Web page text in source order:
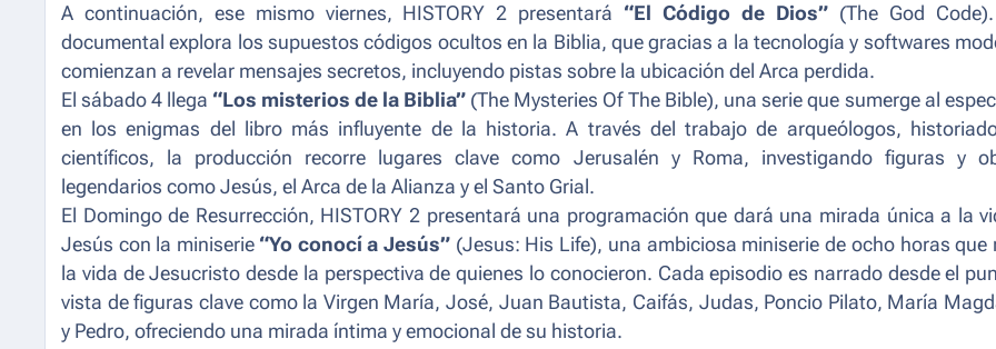
A continuación, ese mismo viernes, HISTORY 2 presentará “El Código de Dios” (The God
documental explora los supuestos códigos ocultos en la Biblia, que gracias a la tecnología y softwares
comienzan a revelar mensajes secretos, incluyendo pistas sobre la ubicación del Arca perdida.
El sábado 4 llega “Los misterios de la Biblia” (The Mysteries Of The Bible), una serie que sumerge al
en los enigmas del libro más influyente de la historia. A través del trabajo de arqueólogos,
científicos, la producción recorre lugares clave como Jerusalén y Roma, investigando figuras y
legendarios como Jesús, el Arca de la Alianza y el Santo Grial.
El Domingo de Resurrección, HISTORY 2 presentará una programación que dará una mirada única a la
Jesús con la miniserie “Yo conocí a Jesús” (Jesus: His Life), una ambiciosa miniserie de ocho horas que
la vida de Jesucristo desde la perspectiva de quienes lo conocieron. Cada episodio es narrado desde el
vista de figuras clave como la Virgen María, José, Juan Bautista, Caifás, Judas, Poncio Pilato, María
y Pedro, ofreciendo una mirada íntima y emocional de su historia.